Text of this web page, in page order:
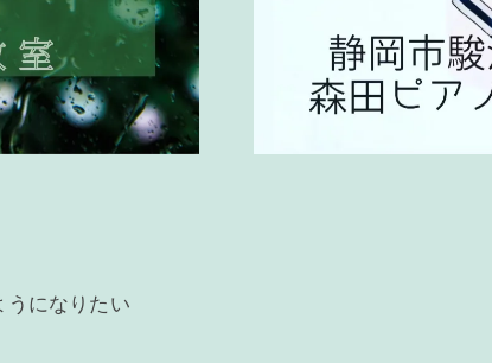
うになりたい